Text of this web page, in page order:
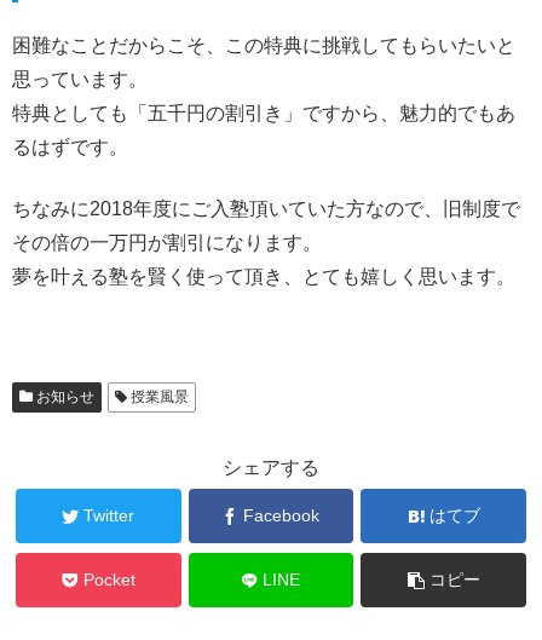
困難なことだからこそ、この特典に挑戦してもらいたいと
思っています。
特典としても「五千円の割引き」ですから、魅力的でもあ
るはずです。
ちなみに2018年度にご入塾頂いていた方なので、旧制度で
その倍の一万円が割引になります。
夢を叶える塾を賢く使って頂き、とても嬉しく思います。
お知らせ 授業風景
シェアする
Twitter Facebook はてブ
Pocket LINE コピー